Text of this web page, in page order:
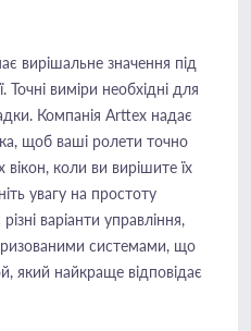
вирішальне значення під
Точні виміри необхідні для
Компанія Arttex надає
щоб ваші ролети точно
коли ви вирішите їх
увагу на простоту
варіанти управління,
системами, що
який найкраще відповідає